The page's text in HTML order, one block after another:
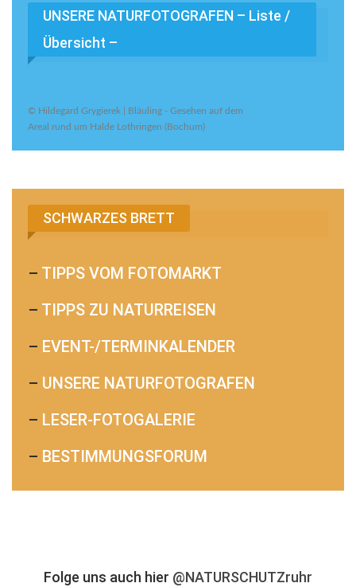
UNSERE NATURFOTOGRAFEN – Liste /
Übersicht –
© Hildegard Grygierek | Bläuling - Gesehen auf dem
Areal rund um Halde Lothringen (Bochum)
SCHWARZES BRETT
– TIPPS VOM FOTOMARKT
– TIPPS ZU NATURREISEN
– EVENT-/TERMINKALENDER
– UNSERE NATURFOTOGRAFEN
– LESER-FOTOGALERIE
– BESTIMMUNGSFORUM
Folge uns auch hier @NATURSCHUTZruhr